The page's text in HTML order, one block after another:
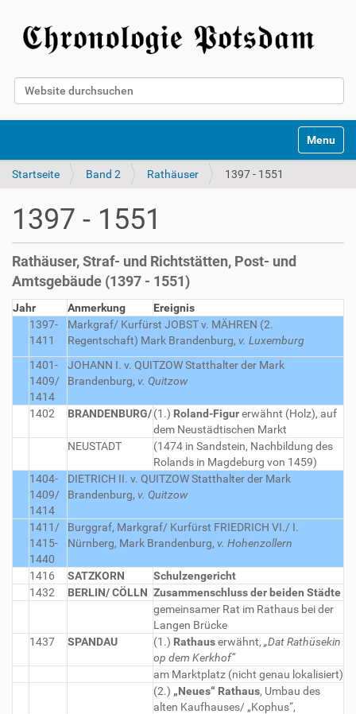
Website durchsuchen
Toggle
Startseite Band 2 Rathäuser 1397 - 1551
1397 - 1551
Rathäuser, Straf- und Richtstätten, Post- und
Amtsgebäude (1397 - 1551)
Jahr Anmerkung
Ereignis
1397-
1411
Markgraf/ Kurfürst JOBST v. MÄHREN (2.
Regentschaft) Mark Brandenburg, v. Luxemburg
1401-
1409/
1414
JOHANN I. v. QUITZOWStatthalter der Mark
Brandenburg, v. Quitzow
1402 BRANDENBURG/(1.) Roland-Figurerwähnt (Holz), auf
dem Neustädtischen Markt
NEUSTADT
(1474 in Sandstein, Nachbildung des
Rolands in Magdeburg von 1459)
1404-
1409/
1414
DIETRICH II. v. QUITZOWStatthalter der Mark
Brandenburg, v. Quitzow
1411/
1415-
1440
Burggraf, Markgraf/ Kurfürst FRIEDRICH VI./ I.
Nürnberg, Mark Brandenburg, v. Hohenzollern
1416 SATZKORN
Schulzengericht
1432
BERLIN/ CÖLLN Zusammenschluss der beiden Städte
gemeinsamer Rat im Rathaus bei der
Langen Brücke
1437
SPANDAU (1.) Rathauserwähnt, „Dat Rathüsekin
op dem Kerkhof“
am Marktplatz (nicht genau lokalisiert)
(2.) „Neues“ Rathaus, Umbau des
alten Kaufhauses/ „Kophus“,